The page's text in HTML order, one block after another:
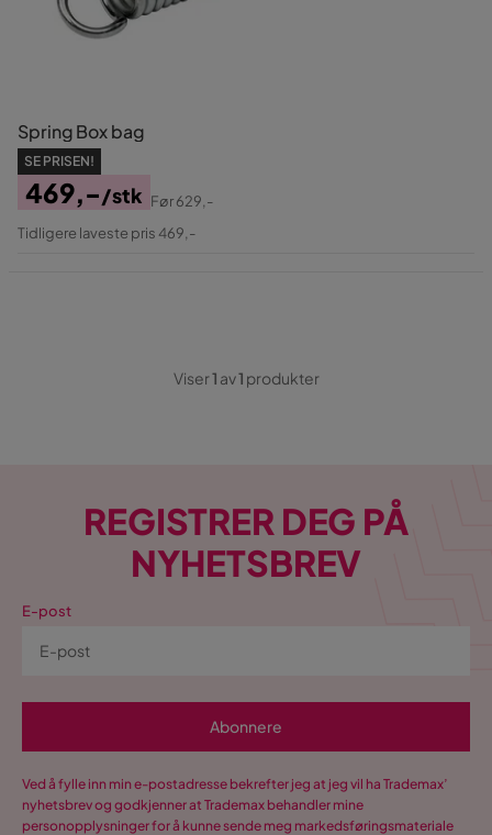
Spring Box bag
SE PRISEN!
Pris
469,-/stk
Original
Før629,-
Tidligere laveste pris 469,-
Viser1 av1 produkter
REGISTRER DEG PÅ
NYHETSBREV
E-post
Abonnere
Ved å fylle inn min e-postadresse bekrefter jeg at jeg vil ha Trademax’
nyhetsbrev og godkjenner at Trademax behandler mine
personopplysninger for å kunne sende meg markedsføringsmateriale